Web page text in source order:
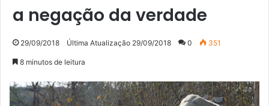
a negação da verdade
29/09/2018 Última Atualização 29/09/2018 0 351
8 minutos de leitura